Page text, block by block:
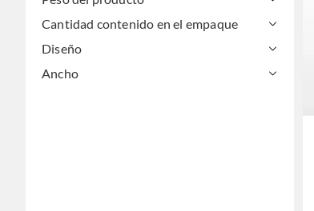
Cantidad contenido en el empaque
Diseño
Ancho